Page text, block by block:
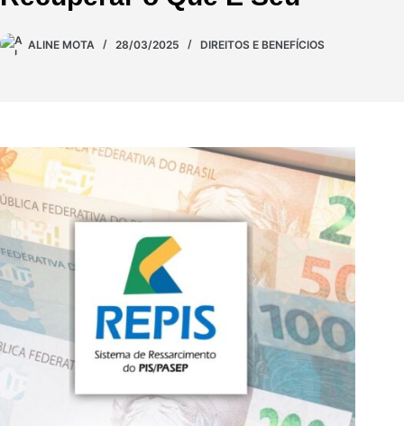
ALINE MOTA 28/03/2025 DIREITOS E BENEFÍCIOS